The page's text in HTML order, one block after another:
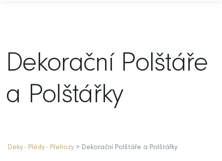
Dekorační Polštáře
a Polštářky
Deky - Plédy - Přehozy > Dekorační Polštáře a Polštářky